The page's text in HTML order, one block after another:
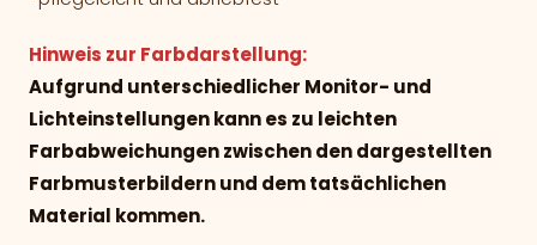
Hinweis zur Farbdarstellung:
Aufgrund unterschiedlicher Monitor- und
Lichteinstellungen kann es zu leichten
Farbabweichungen zwischen den dargestellten
Farbmusterbildern und dem tatsächlichen
Material kommen.